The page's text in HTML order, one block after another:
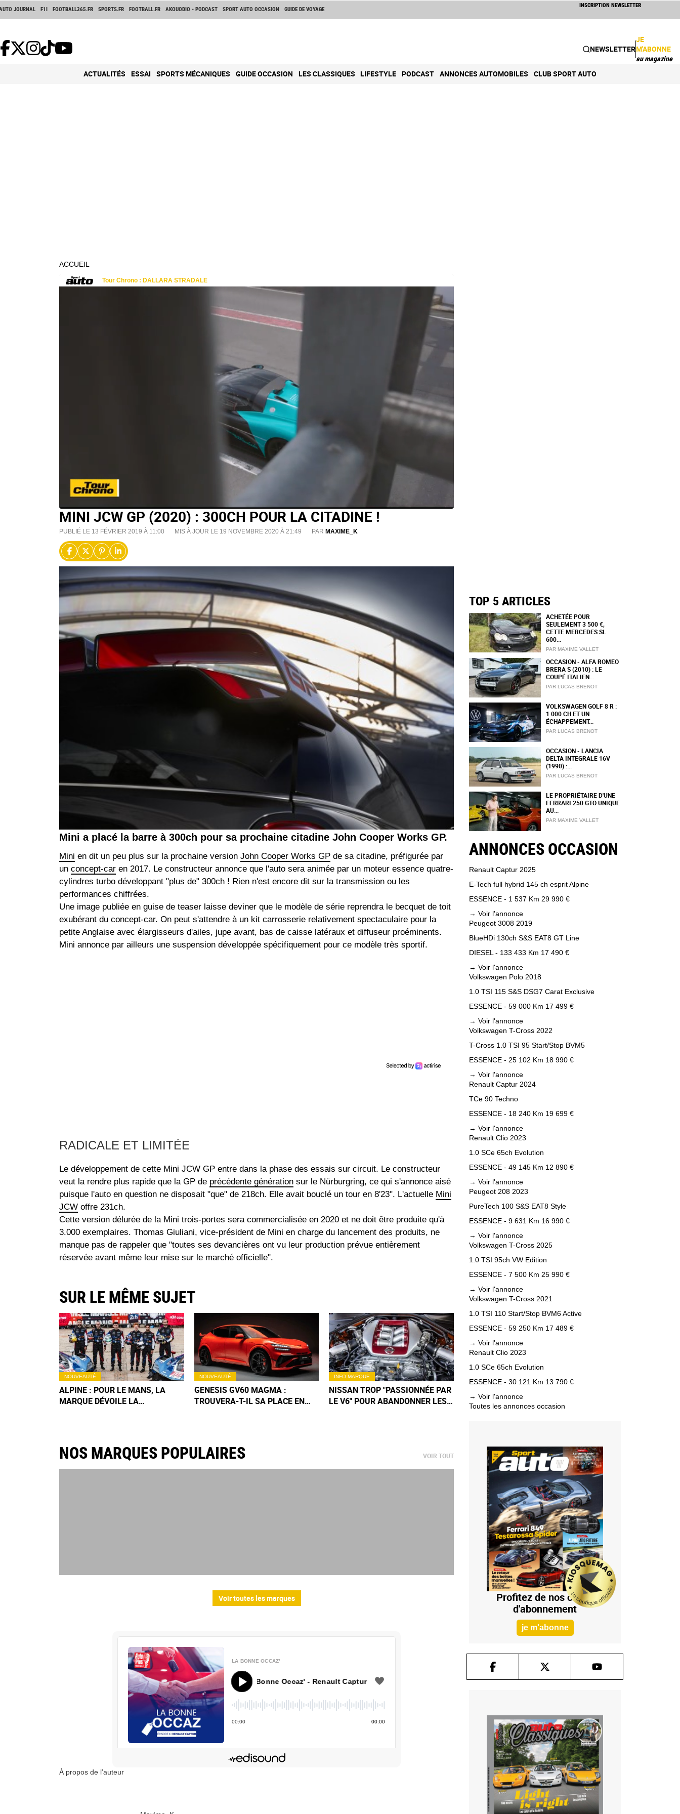
JOURNAL F1I FOOTBALL365.FR SPORTS.FR FOOTBALL.FR AKOUODIO - PODCAST SPORT AUTO OCCASION GUIDE DE VOYAGE
INSCRIPTION NEWSLETTER
NEWSLETTER
JE
M'ABONNE
au magazine
ACTUALITÉS ESSAI SPORTS MÉCANIQUES GUIDE OCCASION LES CLASSIQUES LIFESTYLE PODCAST ANNONCES AUTOMOBILES CLUB SPORT AUTO
ACCUEIL
MINI JCW GP (2020) : 300CH POUR LA CITADINE !
PUBLIÉ LE 13 FÉVRIER 2019 À 11:00 MIS À JOUR LE 19 NOVEMBRE 2020 À 21:49 PAR MAXIME_K
Mini a placé la barre à 300ch pour sa prochaine citadine John Cooper Works GP.
Mini en dit un peu plus sur la prochaine version John Cooper Works GP de sa citadine, préfigurée par
un concept-car en 2017. Le constructeur annonce que l'auto sera animée par un moteur essence quatre-
cylindres turbo développant "plus de" 300ch ! Rien n'est encore dit sur la transmission ou les
performances chiffrées.
Une image publiée en guise de teaser laisse deviner que le modèle de série reprendra le becquet de toit
exubérant du concept-car. On peut s'attendre à un kit carrosserie relativement spectaculaire pour la
petite Anglaise avec élargisseurs d'ailes, jupe avant, bas de caisse latéraux et diffuseur proéminents.
Mini annonce par ailleurs une suspension développée spécifiquement pour ce modèle très sportif.
RADICALE ET LIMITÉE
Le développement de cette Mini JCW GP entre dans la phase des essais sur circuit. Le constructeur
veut la rendre plus rapide que la GP de précédente génération sur le Nürburgring, ce qui s'annonce aisé
puisque l'auto en question ne disposait "que" de 218ch. Elle avait bouclé un tour en 8'23". L'actuelle Mini
JCW offre 231ch.
Cette version délurée de la Mini trois-portes sera commercialisée en 2020 et ne doit être produite qu'à
3.000 exemplaires. Thomas Giuliani, vice-président de Mini en charge du lancement des produits, ne
manque pas de rappeler que "toutes ses devancières ont vu leur production prévue entièrement
réservée avant même leur mise sur le marché officielle".
SUR LE MÊME SUJET
NOUVEAUTÉ
ALPINE : POUR LE MANS, LA
MARQUE DÉVOILE LA
NOUVEAUTÉ
GENESIS GV60 MAGMA :
TROUVERA-T-IL SA PLACE EN
INFO MARQUE
NISSAN TROP "PASSIONNÉE PAR
LE V6" POUR ABANDONNER LES
NOS MARQUES POPULAIRES VOIR TOUT
Voir toutes les marques
LA BONNE OCCAZ'
La Bonne Occaz' - Renault Captur
00:00 00:00
À propos de l’auteur
TOP 5 ARTICLES
ACHETÉE POUR
SEULEMENT 3 500 €,
CETTE MERCEDES SL
600...
PAR MAXIME VALLET
OCCASION - ALFA ROMEO
BRERA S (2010) : LE
COUPÉ ITALIEN...
PAR LUCAS BRENOT
VOLKSWAGEN GOLF 8 R :
1 000 CH ET UN
ÉCHAPPEMENT...
PAR LUCAS BRENOT
OCCASION - LANCIA
DELTA INTEGRALE 16V
(1990) :...
PAR LUCAS BRENOT
LE PROPRIÉTAIRE D'UNE
FERRARI 250 GTO UNIQUE
AU...
PAR MAXIME VALLET
ANNONCES OCCASION
Renault Captur 2025
E-Tech full hybrid 145 ch esprit Alpine
ESSENCE - 1 537 Km 29 990 €
→ Voir l'annonce
Peugeot 3008 2019
BlueHDi 130ch S&S EAT8 GT Line
DIESEL - 133 433 Km 17 490 €
→ Voir l'annonce
Volkswagen Polo 2018
1.0 TSI 115 S&S DSG7 Carat Exclusive
ESSENCE - 59 000 Km 17 499 €
→ Voir l'annonce
Volkswagen T-Cross 2022
T-Cross 1.0 TSI 95 Start/Stop BVM5
ESSENCE - 25 102 Km 18 990 €
→ Voir l'annonce
Renault Captur 2024
TCe 90 Techno
ESSENCE - 18 240 Km 19 699 €
→ Voir l'annonce
Renault Clio 2023
1.0 SCe 65ch Evolution
ESSENCE - 49 145 Km 12 890 €
→ Voir l'annonce
Peugeot 208 2023
PureTech 100 S&S EAT8 Style
ESSENCE - 9 631 Km 16 990 €
→ Voir l'annonce
Volkswagen T-Cross 2025
1.0 TSI 95ch VW Edition
ESSENCE - 7 500 Km 25 990 €
→ Voir l'annonce
Volkswagen T-Cross 2021
1.0 TSI 110 Start/Stop BVM6 Active
ESSENCE - 59 250 Km 17 489 €
→ Voir l'annonce
Renault Clio 2023
1.0 SCe 65ch Evolution
ESSENCE - 30 121 Km 13 790 €
→ Voir l'annonce
Toutes les annonces occasion
Profitez de nos offres
d'abonnement
je m'abonne